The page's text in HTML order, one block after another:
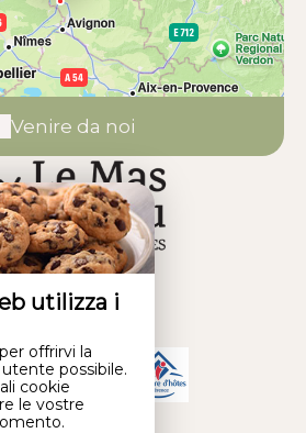
utilizza i
offrirvi la
possibile.
cookie
le vostre
Venire da noi